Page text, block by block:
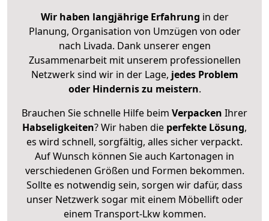
Wir haben langjährige Erfahrung in der
Planung, Organisation von Umzügen von oder
nach Livada. Dank unserer engen
Zusammenarbeit mit unserem professionellen
Netzwerk sind wir in der Lage, jedes Problem
oder Hindernis zu meistern.
Brauchen Sie schnelle Hilfe beim Verpacken Ihrer
Habseligkeiten? Wir haben die perfekte Lösung,
es wird schnell, sorgfältig, alles sicher verpackt.
Auf Wunsch können Sie auch Kartonagen in
verschiedenen Größen und Formen bekommen.
Sollte es notwendig sein, sorgen wir dafür, dass
unser Netzwerk sogar mit einem Möbellift oder
einem Transport-Lkw kommen.